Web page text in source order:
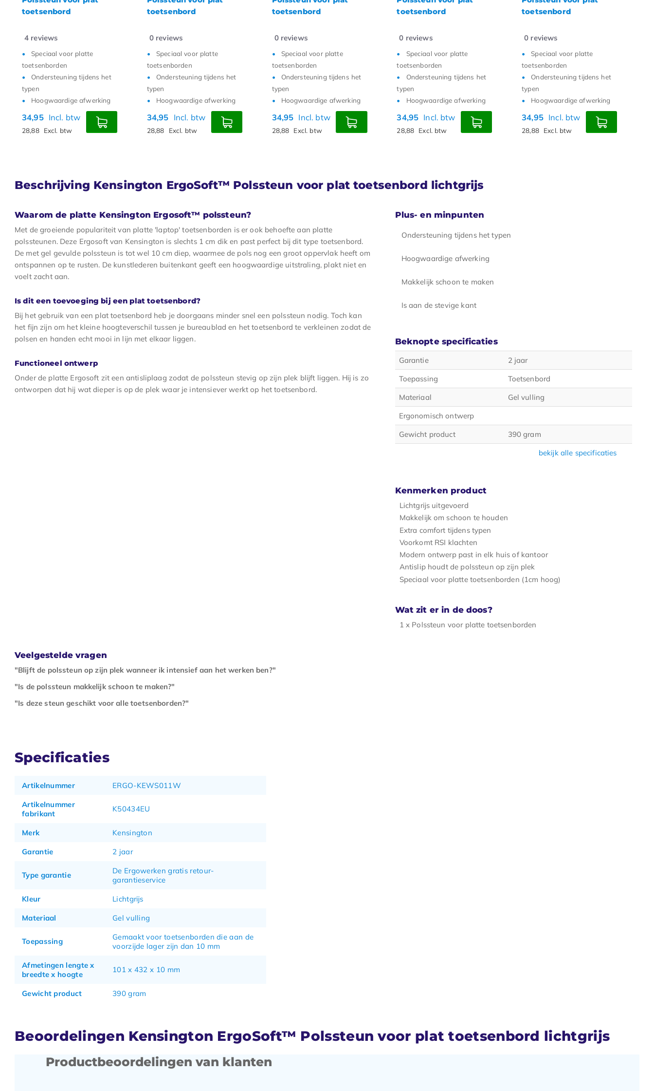
toetsenbord
4 reviews
Speciaal voor platte
toetsenborden
Ondersteuning tijdens het
typen
Hoogwaardige afwerking
34,95 Incl. btw
28,88 Excl. btw
toetsenbord
0reviews
Speciaal voor platte
toetsenborden
Ondersteuning tijdens het
typen
Hoogwaardige afwerking
34,95 Incl. btw
28,88 Excl. btw
toetsenbord
0reviews
Speciaal voor platte
toetsenborden
Ondersteuning tijdens het
typen
Hoogwaardige afwerking
34,95 Incl. btw
28,88 Excl. btw
toetsenbord
0 reviews
Speciaal voor platte
toetsenborden
Ondersteuning tijdens het
typen
Hoogwaardige afwerking
34,95 Incl. btw
28,88 Excl. btw
toetsenbord
0 reviews
Speciaal voor platte
toetsenborden
Ondersteuning tijdens het
typen
Hoogwaardige afwerking
34,95 Incl. btw
28,88 Excl. btw
Beschrijving Kensington ErgoSoft™ Polssteun voor plat toetsenbord lichtgrijs
Waarom de platte Kensington Ergosoft™ polssteun?
Met de groeiende populariteit van platte 'laptop' toetsenborden is er ook behoefte aan platte
polssteunen. Deze Ergosoft van Kensington is slechts 1 cm dik en past perfect bij dit type toetsenbord.
De met gel gevulde polssteun is tot wel 10 cm diep, waarmee de pols nog een groot oppervlak heeft om
ontspannen op te rusten. De kunstlederen buitenkant geeft een hoogwaardige uitstraling, plakt niet en
voelt zacht aan.
Is dit een toevoeging bij een plat toetsenbord?
Bij het gebruik van een plat toetsenbord heb je doorgaans minder snel een polssteun nodig. Toch kan
het fijn zijn om het kleine hoogteverschil tussen je bureaublad en het toetsenbord te verkleinen zodat de
polsen en handen echt mooi in lijn met elkaar liggen.
Functioneel ontwerp
Onder de platte Ergosoft zit een antisliplaag zodat de polssteun stevig op zijn plek blijft liggen. Hij is zo
ontworpen dat hij wat dieper is op de plek waar je intensiever werkt op het toetsenbord.
Plus- en minpunten
Ondersteuning tijdens het typen
Hoogwaardige afwerking
Makkelijk schoon te maken
Is aan de stevige kant
Beknopte specificaties
Garantie
2 jaar
Toepassing
Toetsenbord
Materiaal
Gel vulling
Ergonomisch ontwerp
Gewicht product
390 gram
bekijk alle specificaties
Kenmerken product
Lichtgrijs uitgevoerd
Makkelijk om schoon te houden
Extra comfort tijdens typen
Voorkomt RSI klachten
Modern ontwerp past in elk huis of kantoor
Antislip houdt de polssteun op zijn plek
Speciaal voor platte toetsenborden (1cm hoog)
Wat zit er in de doos?
1 x Polssteun voor platte toetsenborden
Veelgestelde vragen
"Blijft de polssteun op zijn plek wanneer ik intensief aan het werken ben?"
"Is de polssteun makkelijk schoon te maken?"
"Is deze steun geschikt voor alle toetsenborden?"
Specificaties
Artikelnummer ERGO-KEWS011W
Artikelnummer
fabrikant
K50434EU
Merk Kensington
Garantie 2 jaar
Type garantie
De Ergowerken gratis retour-
garantieservice
Kleur Lichtgrijs
Materiaal Gel vulling
Toepassing
Gemaakt voor toetsenborden die aan de
voorzijde lager zijn dan 10 mm
Afmetingen lengte x
breedte x hoogte
101 x 432 x 10 mm
Gewicht product 390 gram
Beoordelingen Kensington ErgoSoft™ Polssteun voor plat toetsenbord lichtgrijs
Productbeoordelingen van klanten